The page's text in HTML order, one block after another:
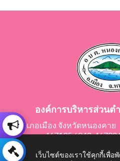
องค์การบริหารส่วนต
อำเภอเมือง จังหวัดหนองค
467195 / 042-
E-Mail:
เว็บไซต์ของเราใช้คุกกี้เพื่